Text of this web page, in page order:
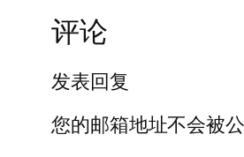
评论
发表回复
您的邮箱地址不会被公